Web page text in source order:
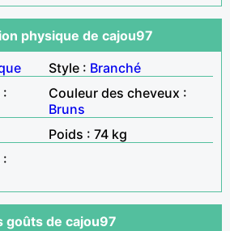
physique de cajou97
Style : Branché
:
Couleur des cheveux :
Bruns
Poids : 74 kg
:
goûts de cajou97